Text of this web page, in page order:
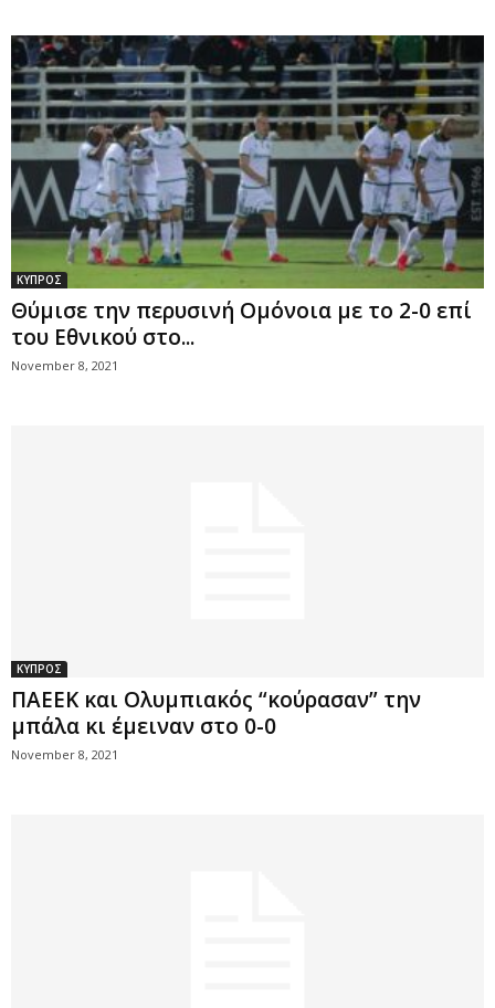
ΚΥΠΡΟΣ
Θύμισε την περυσινή Ομόνοια με το 2-0 επί
του Εθνικού στο...
November 8, 2021
ΚΥΠΡΟΣ
ΠΑΕΕΚ και Ολυμπιακός “κούρασαν” την
μπάλα κι έμειναν στο 0-0
November 8, 2021